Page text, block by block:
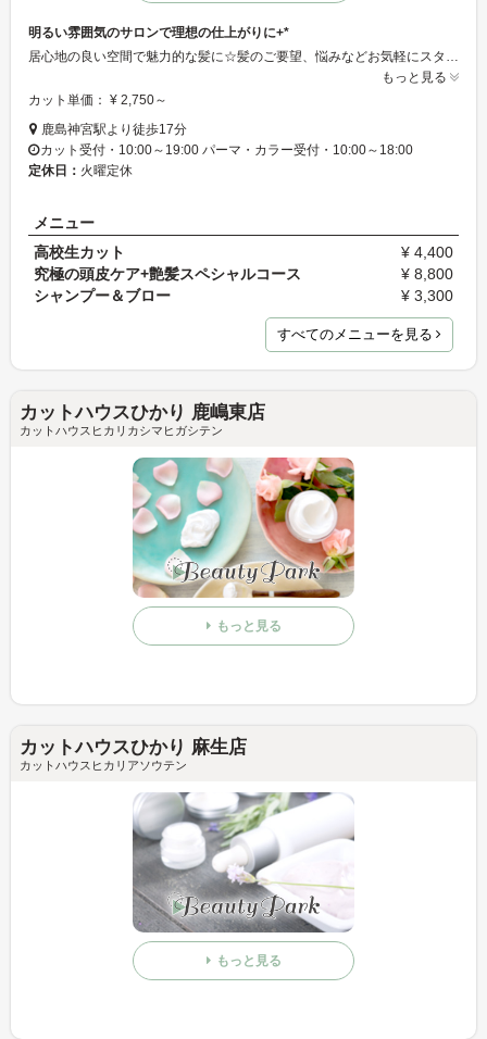
明るい雰囲気のサロンで理想の仕上がりに+*
もっと見る
カット単価： ¥ 2,750～
鹿島神宮駅より徒歩17分
カット受付・10:00～19:00 パーマ・カラー受付・10:00～18:00
定休日： 火曜定休
メニュー
高校生カット
¥ 4,400
究極の頭皮ケア+艶髪スペシャルコース
¥ 8,800
シャンプー＆ブロー
¥ 3,300
すべてのメニューを見る
カットハウスひかり 鹿嶋東店
カットハウスヒカリカシマヒガシテン
もっと見る
カットハウスひかり 麻生店
カットハウスヒカリアソウテン
もっと見る